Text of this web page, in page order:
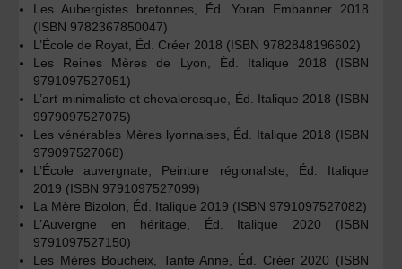
Les Aubergistes bretonnes, Éd. Yoran Embanner 2018
(ISBN 9782367850047)
L’École de Royat, Éd. Créer 2018 (ISBN 9782848196602)
Les Reines Mères de Lyon, Éd. Italique 2018 (ISBN
9791097527051)
L’art minimaliste et chevaleresque, Éd. Italique 2018 (ISBN
9979097527075)
Les vénérables Mères lyonnaises, Éd. Italique 2018 (ISBN
979097527068)
L’École auvergnate, Peinture régionaliste, Éd. Italique
2019 (ISBN 9791097527099)
La Mère Bizolon, Éd. Italique 2019 (ISBN 9791097527082)
L’Auvergne en héritage, Éd. Italique 2020 (ISBN
9791097527150)
Les Mères Boucheix, Tante Anne, Éd. Créer 2020 (ISBN